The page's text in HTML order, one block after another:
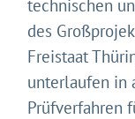
technischen
des
Freistaat
unterlaufen in
Prüfverfahren